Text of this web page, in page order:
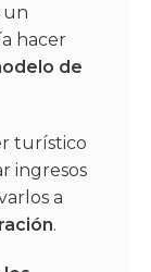
un
hacer
de
turístico
ingresos
a
.